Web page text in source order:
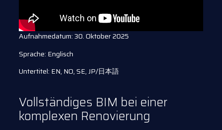
Aufnahmedatum: 30. Oktober 2025
Sprache: Englisch
Untertitel: EN, NO, SE, JP/日本語
Vollständiges BIM bei einer
komplexen Renovierung